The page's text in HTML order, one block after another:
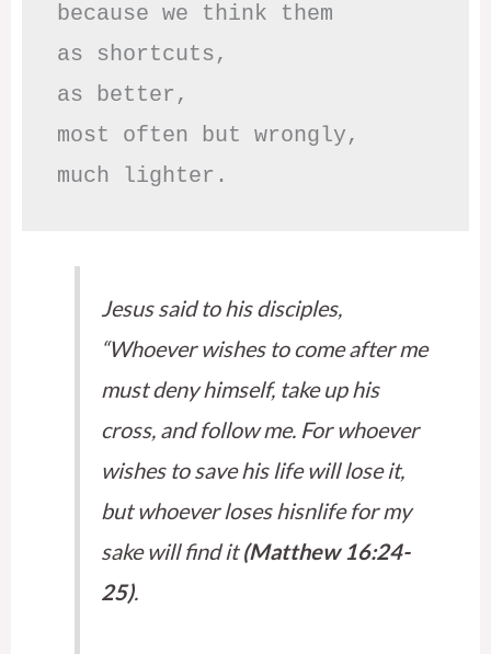
because we think them
as shortcuts,
as better,
most often but wrongly,
much lighter.
Jesus said to his disciples,
“Whoever wishes to come after me
must deny himself, take up his
cross, and follow me. For whoever
wishes to save his life will lose it,
but whoever loses hisnlife for my
sake will find it(Matthew 16:24-
25).